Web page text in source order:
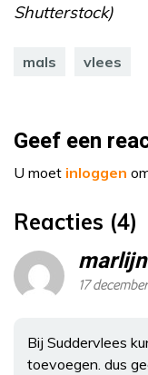
Shutterstock)
mals vlees
Geef een
U moet inloggen
Reacties (4)
marlijn
17
Bij Suddervlees
toevoegen. dus